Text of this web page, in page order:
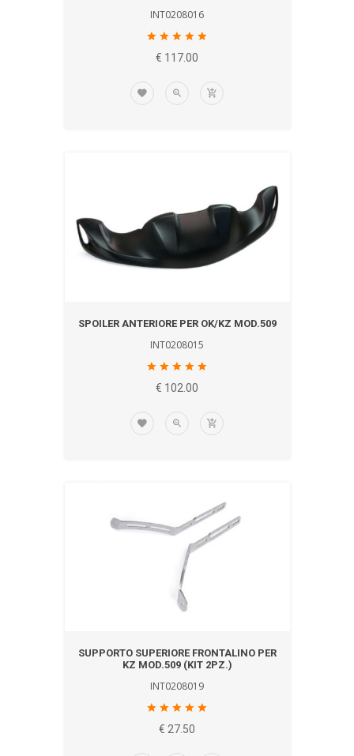
INT0208016
€ 117.00
SPOILER ANTERIORE PER OK/KZ MOD.509
INT0208015
€ 102.00
SUPPORTO SUPERIORE FRONTALINO PER
KZ MOD.509 (KIT 2PZ.)
INT0208019
€ 27.50